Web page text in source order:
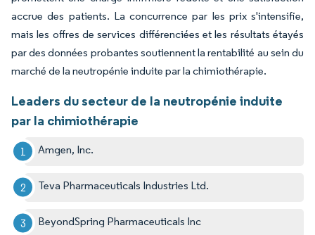
accrue des patients. La concurrence par les prix s'intensifie,
mais les offres de services différenciées et les résultats étayés
par des données probantes soutiennent la rentabilité au sein du
marché de la neutropénie induite par la chimiothérapie.
Leaders du secteur de la neutropénie induite
par la chimiothérapie
Amgen, Inc.
Teva Pharmaceuticals Industries Ltd.
BeyondSpring Pharmaceuticals Inc